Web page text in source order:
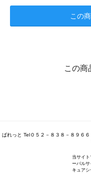
この
この商
ぱれっと Tel０５２－８３８－８９６
当サイ
ーバルサ
キュア